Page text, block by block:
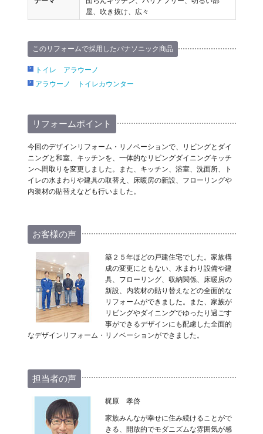
屋、吹き抜け、広々
このリフォームで採用したパナソニック商品
トイレ アラウーノ
アラウーノ トイレカウンター
リフォームポイント
今回のデザインリフォーム・リノベーションで、リビングとダイ
ニングと和室、キッチンを、一体的なリビングダイニングキッチ
ンへ間取りを変更しました。また、キッチン、浴室、洗面所、ト
イレの水まわりや建具の取替え、床暖房の新設、フローリングや
内装材の貼替えなども行いました。
お客様の声
築２５年ほどの戸建住宅でした。家族構
成の変更にともない、水まわり設備や建
具、フローリング、収納関係、床暖房の
新設、内装材の貼り替えなどの全面的な
リフォームができました。また、家族が
リビングやダイニングでゆったり過ごす
事ができるデザインにも配慮した全面的
なデザインリフォーム・リノベーションができました。
担当者の声
梶原 孝啓
家族みんなが幸せに住み続けることがで
きる、開放的でモダニズムな雰囲気が感